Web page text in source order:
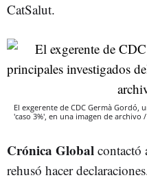
CatSalut.
El exgerente de CDC Germà Gordó,
'caso 3%', en una imagen de archivo /
Crónica Global contactó
rehusó hacer